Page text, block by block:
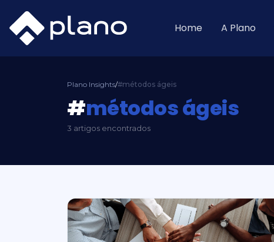
para
conteúdo Home A Plano
Plano Insights/#métodos ágeis
#métodos ágeis
3 artigos encontrados